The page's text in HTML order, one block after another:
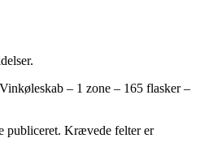
– 1 zone – 165 flasker –
publiceret. Krævede felter er